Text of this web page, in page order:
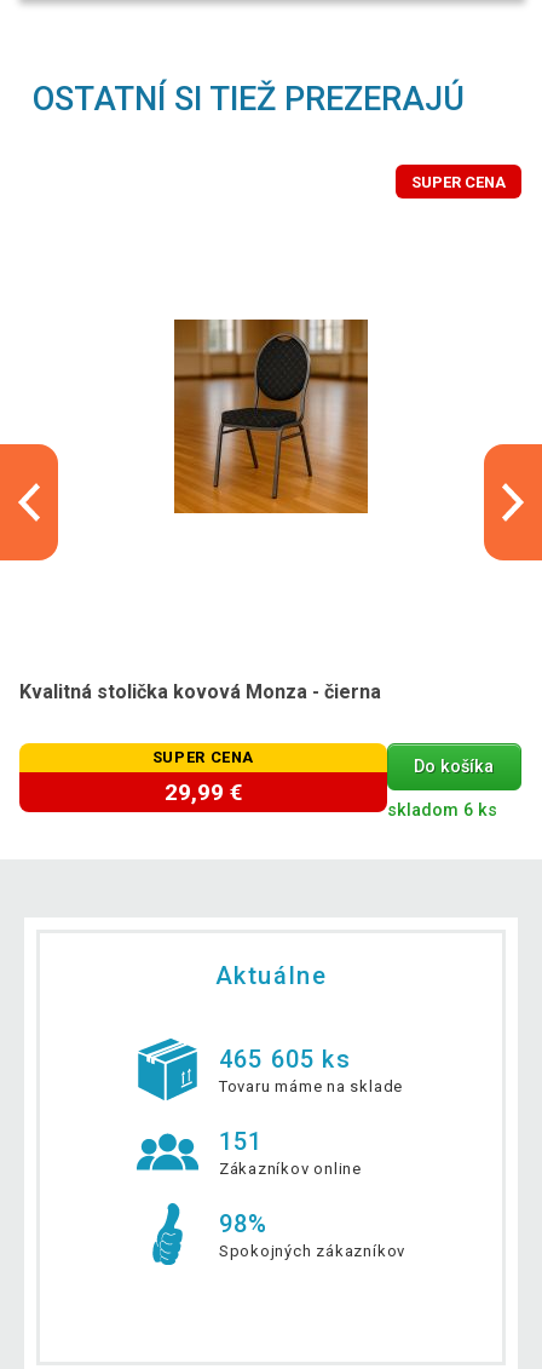
OSTATNÍ SI TIEŽ PREZERAJÚ
SUPER CENA
Kvalitná stolička kovová Monza - čierna
SUPER CENA
29,99 €
Do košíka
skladom 6 ks
Aktuálne
465 605 ks
Tovaru máme na sklade
151
Zákazníkov online
98%
Spokojných zákazníkov